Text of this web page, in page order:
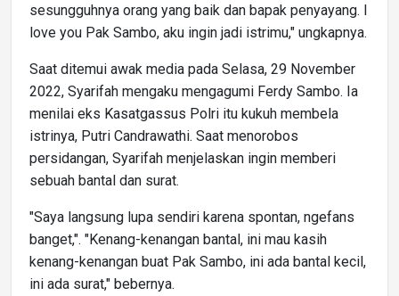
sesungguhnya orang yang baik dan bapak penyayang. I
love you Pak Sambo, aku ingin jadi istrimu," ungkapnya.
Saat ditemui awak media pada Selasa, 29 November
2022, Syarifah mengaku mengagumi Ferdy Sambo. Ia
menilai eks Kasatgassus Polri itu kukuh membela
istrinya, Putri Candrawathi. Saat menorobos
persidangan, Syarifah menjelaskan ingin memberi
sebuah bantal dan surat.
"Saya langsung lupa sendiri karena spontan, ngefans
banget,". "Kenang-kenangan bantal, ini mau kasih
kenang-kenangan buat Pak Sambo, ini ada bantal kecil,
ini ada surat," bebernya.